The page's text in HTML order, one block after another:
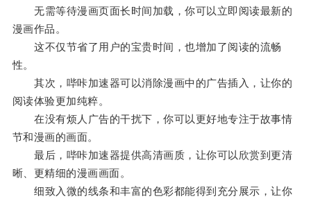
无需等待漫画页面长时间加载，你可以立即阅读最新的
漫画作品。
这不仅节省了用户的宝贵时间，也增加了阅读的流畅
性。
其次，哔咔加速器可以消除漫画中的广告插入，让你的
阅读体验更加纯粹。
在没有烦人广告的干扰下，你可以更好地专注于故事情
节和漫画的画面。
最后，哔咔加速器提供高清画质，让你可以欣赏到更清
晰、更精细的漫画画面。
细致入微的线条和丰富的色彩都能得到充分展示，让你